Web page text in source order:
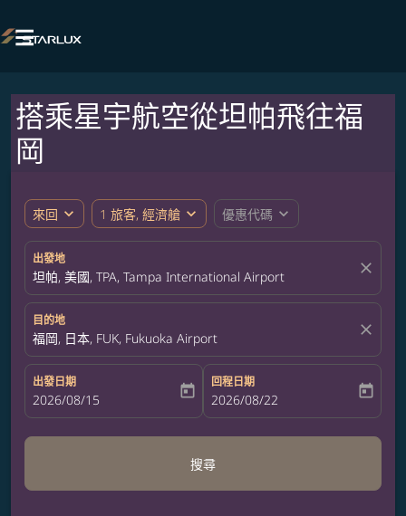

搭乘星宇航空從坦帕飛往福
岡
來回 expand_more 1 旅客, 經濟艙 expand_more 優惠代碼 expand_more
出發地
坦帕, 美國, TPA, Tampa International Airport close
目的地
福岡, 日本, FUK, Fukuoka Airport close
出發日期
fc-booking-departure-date-aria-label
2026/08/15 today
回程日期
fc-booking-return-date-aria-label
2026/08/22 today
搜尋